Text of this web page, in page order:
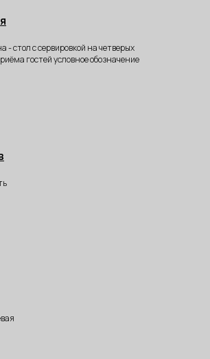
- стол с сервировкой на четверых
гостей условное обозначение